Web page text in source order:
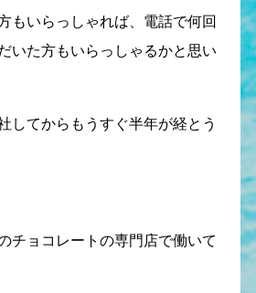
もいらっしゃれば、電話で何回
いた方もいらっしゃるかと思い
してからもうすぐ半年が経とう
チョコレートの専門店で働いて